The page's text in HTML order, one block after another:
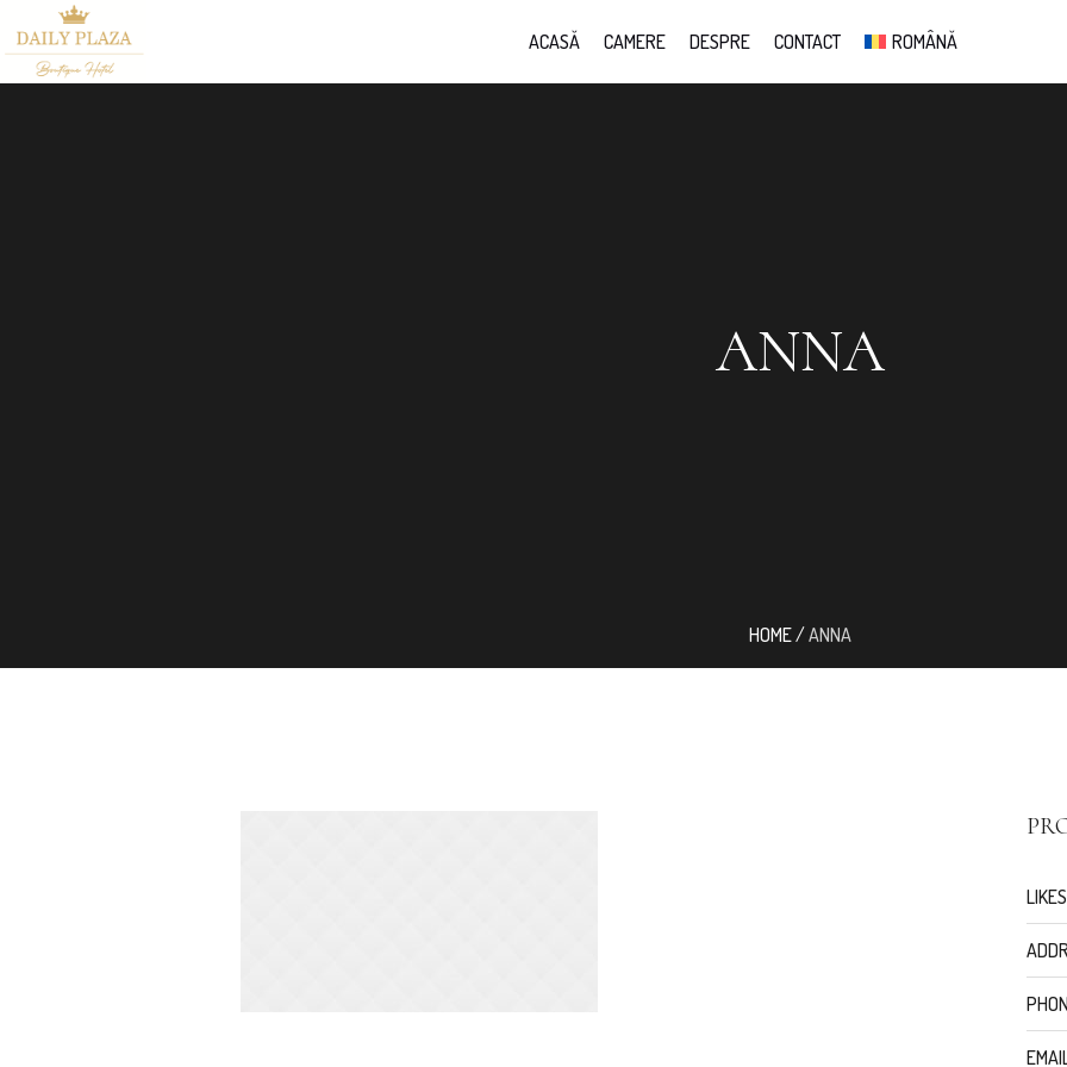
ACASĂ CAMERE DESPRE CONTACT ROMÂNĂ
ANNA
HOME/ANNA